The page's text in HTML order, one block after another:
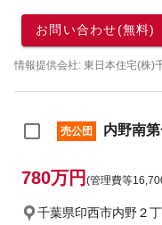
お問い合わせ(無料)
情報提供会社: 東日本住宅(株)
売公団 内野南
780万円 (管理費等
千葉県印西市内野２